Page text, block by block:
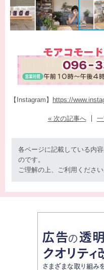
【Instagram】 https://
« 次の記事へ
各ページに記載している内
のです。
ご理解の上、ご利用ください